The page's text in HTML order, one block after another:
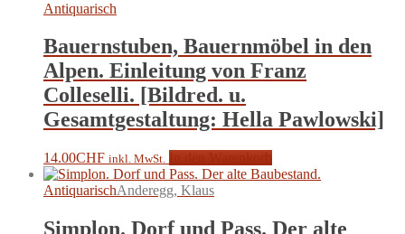
Antiquarisch
Bauernstuben, Bauernmöbel in den
Alpen. Einleitung von Franz
Colleselli. [Bildred. u.
Gesamtgestaltung: Hella Pawlowski]
14.00CHF inkl. MwSt.
AntiquarischAnderegg, Klaus
Simplon. Dorf und Pass. Der alte